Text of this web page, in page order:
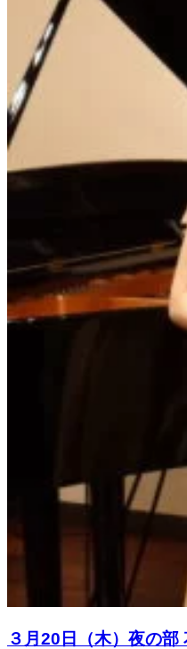
３月20日（木）夜の部